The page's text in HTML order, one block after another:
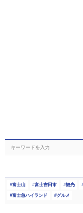
富士山 富士吉田市 観光
富士急ハイランド グルメ